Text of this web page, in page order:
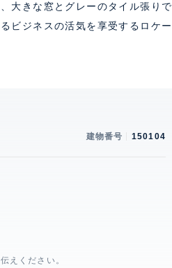
大きな窓とグレーのタイル張りで
ビジネスの活気を享受するロケー
建物番号 150104
えください。